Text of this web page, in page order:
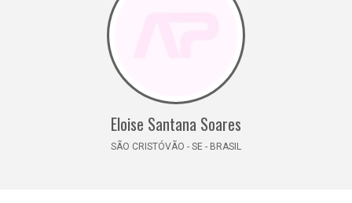
Eloise Santana Soares
SÃO CRISTÓVÃO - SE - BRASIL